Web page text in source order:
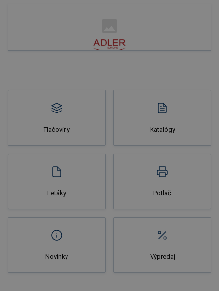
Tlačoviny Katalógy
Letáky Potlač
Novinky Výpredaj